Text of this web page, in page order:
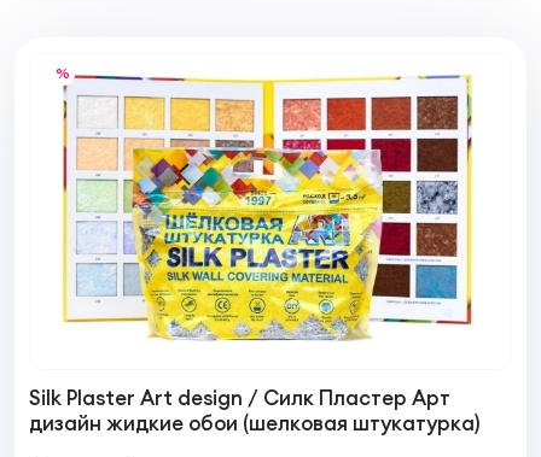
%
Silk Plaster Art design / Силк Пластер Арт
дизайн жидкие обои (шелковая штукатурка)